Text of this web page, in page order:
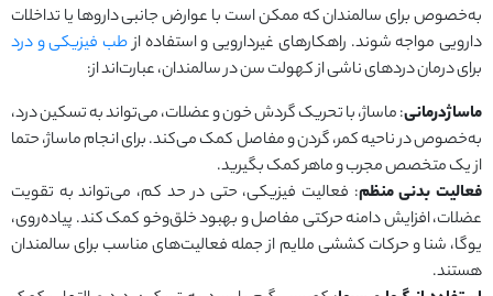
به‌خصوص برای سالمندان که ممکن است با عوارض جانبی داروها یا تداخلات
دارویی مواجه شوند. راهکارهای غیردارویی و استفاده ازطب فیزیکی و درد
برای درمان دردهای ناشی از کهولت سن در سالمندان، عبارت‌اند از:
ماساژدرمانی: ماساژ، با تحریک گردش خون و عضلات، می‌تواند به تسکین درد،
به‌خصوص در ناحیه کمر، گردن و مفاصل کمک می‌کند. برای انجام ماساژ، حتما
از یک متخصص مجرب و ماهر کمک بگیرید.
فعالیت بدنی منظم: فعالیت فیزیکی، حتی در حد کم، می‌تواند به تقویت
عضلات، افزایش دامنه حرکتی مفاصل و بهبود خلق‌وخو کمک کند. پیاده‌روی،
یوگا، شنا و حرکات کششی ملایم از جمله فعالیت‌های مناسب برای سالمندان
هستند.